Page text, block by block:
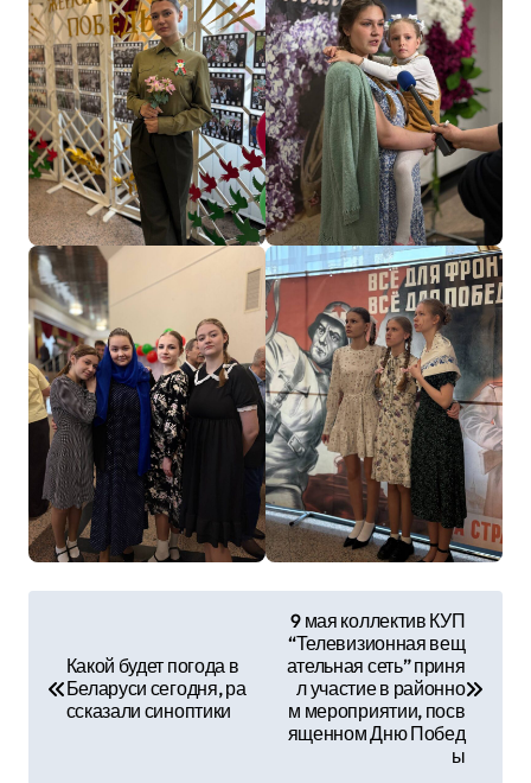
Какой будет погода в
Беларуси сегодня, ра
ссказали синоптики
9 мая коллектив КУП
“Телевизионная вещ
ательная сеть” приня
л участие в районно
м мероприятии, посв
ященном Дню Побед
ы